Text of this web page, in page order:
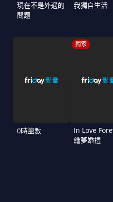
現在不是外遇的
問題
我獨自生活
0時盜數
獨家
In Love
繪夢婚禮